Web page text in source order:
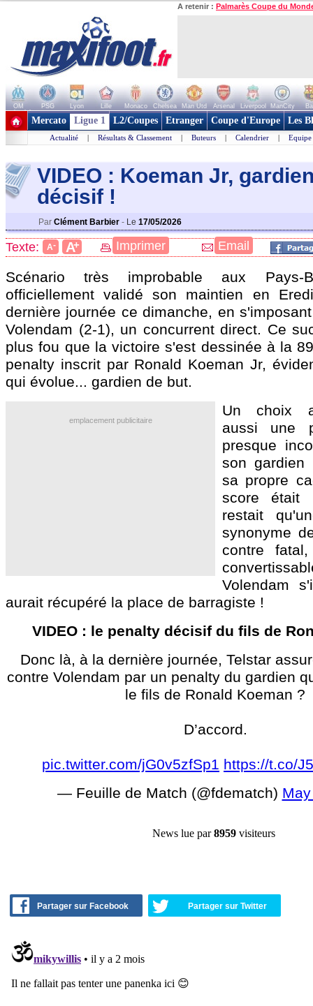
A retenir : Palmarès Coupe du
OM PSG Lyon Lille Monaco Chelsea Man Utd Arsenal Liverpool ManCity
+ de clubs
Mercato Ligue 1 L2/Coupes Etranger Coupe d'Europe Les
Actualité | Résultats & Classement | Buteurs | Calendrier | Equipe
VIDEO : Koeman Jr,
décisif !
Par Clément Barbier - Le 17/05/2026
Texte: A- A+ Imprimer Email
Scénario très improbable aux Pays-
officiellement validé son maintien en
dernière journée ce dimanche, en
Volendam (2-1), un concurrent direct. Ce
plus fou que la victoire s'est dessinée à la
penalty inscrit par Ronald Koeman Jr,
qui évolue... gardien de but.
emplacement publicitaire
Un choix
aussi une
presque
son
sa propre
score
restait
synonyme
contre
Volendam
aurait récupéré la place de barragiste !
VIDEO : le penalty décisif du fils de
Donc là, à la dernière journée, Telstar
contre Volendam par un penalty du gardien
le fils de Ronald Koeman ?
D’accord.
pic.twitter.com/jG0v5zfSp1 https://t.co/
— Feuille de Match (@fdematch)
News lue par8959 visiteurs
Partager sur Facebook Partager sur Twitter